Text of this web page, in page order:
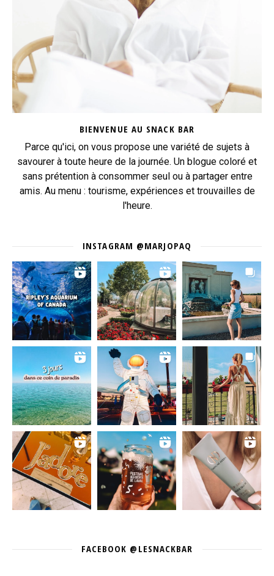
BIENVENUE AU SNACK BAR
Parce qu'ici, on vous propose une variété de sujets à
savourer à toute heure de la journée. Un blogue coloré et
sans prétention à consommer seul ou à partager entre
amis. Au menu : tourisme, expériences et trouvailles de
l'heure.
INSTAGRAM @MARJOPAQ
FACEBOOK @LESNACKBAR